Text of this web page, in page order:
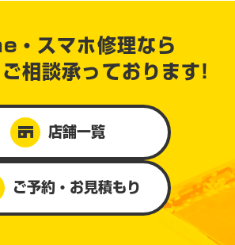
・スマホ修理なら
ご相談承っております!
店舗一覧
ご予約・お見積もり